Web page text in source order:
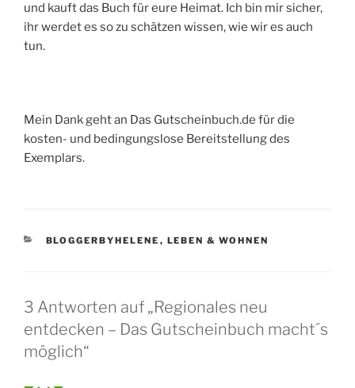
und kauft das Buch für eure Heimat. Ich bin mir sicher,
ihr werdet es so zu schätzen wissen, wie wir es auch
tun.
Mein Dank geht an Das Gutscheinbuch.de für die
kosten- und bedingungslose Bereitstellung des
Exemplars.
KATEGORIEN
BLOGGERBYHELENE , LEBEN & WOHNEN
3 Antworten auf „Regionales neu
entdecken – Das Gutscheinbuch macht´s
möglich“